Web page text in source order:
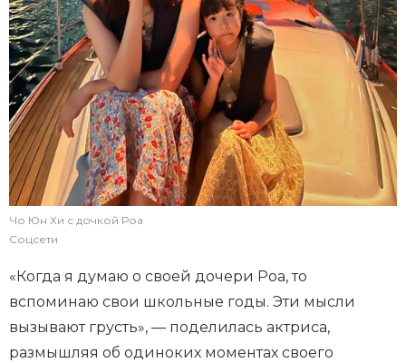
Чо Юн Хи с дочкой Роа
Соцсети
«Когда я думаю о своей дочери Роа, то
вспоминаю свои школьные годы. Эти мысли
вызывают грусть», — поделилась актриса,
размышляя об одиноких моментах своего